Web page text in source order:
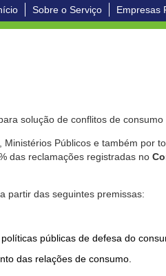
Sobre o Serviço Empresas
solução de conflitos de consumo
Públicos e também por
das reclamações registradas no
partir das seguintes premissas:
públicas de defesa do
das relações de consumo.